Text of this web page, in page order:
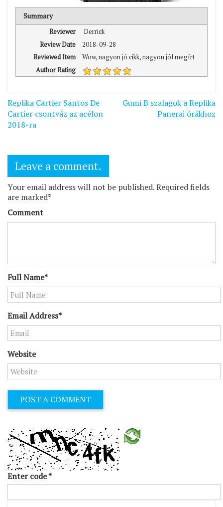
Summary
Reviewer
Derrick
Review Date
2018-09-28
Reviewed Item
Wow, nagyon jó cikk, nagyon jól megírt
Author Rating
Bejegyzés
navigáció
Replika Cartier Santos De
Cartier csontváz az acélon
2018-ra
Gumi B szalagok a Replika
Panerai órákhoz
Leave a comment.
Your email address will not be published. Required fields
are marked*
Comment
Full Name*
Email Address*
Website
Enter code*